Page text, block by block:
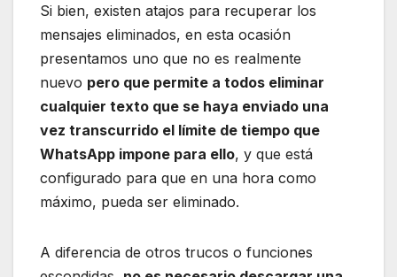
Si bien, existen atajos para recuperar los
mensajes eliminados, en esta ocasión
presentamos uno que no es realmente
nuevo pero que permite a todos eliminar
cualquier texto que se haya enviado una
vez transcurrido el límite de tiempo que
WhatsApp impone para ello, y que está
configurado para que en una hora como
máximo, pueda ser eliminado.
A diferencia de otros trucos o funciones